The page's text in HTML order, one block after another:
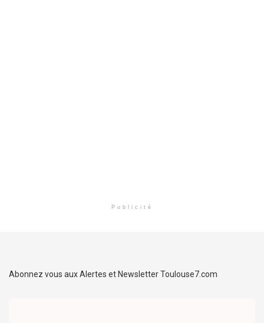
Publicité
Abonnez vous aux Alertes et Newsletter Toulouse7.com